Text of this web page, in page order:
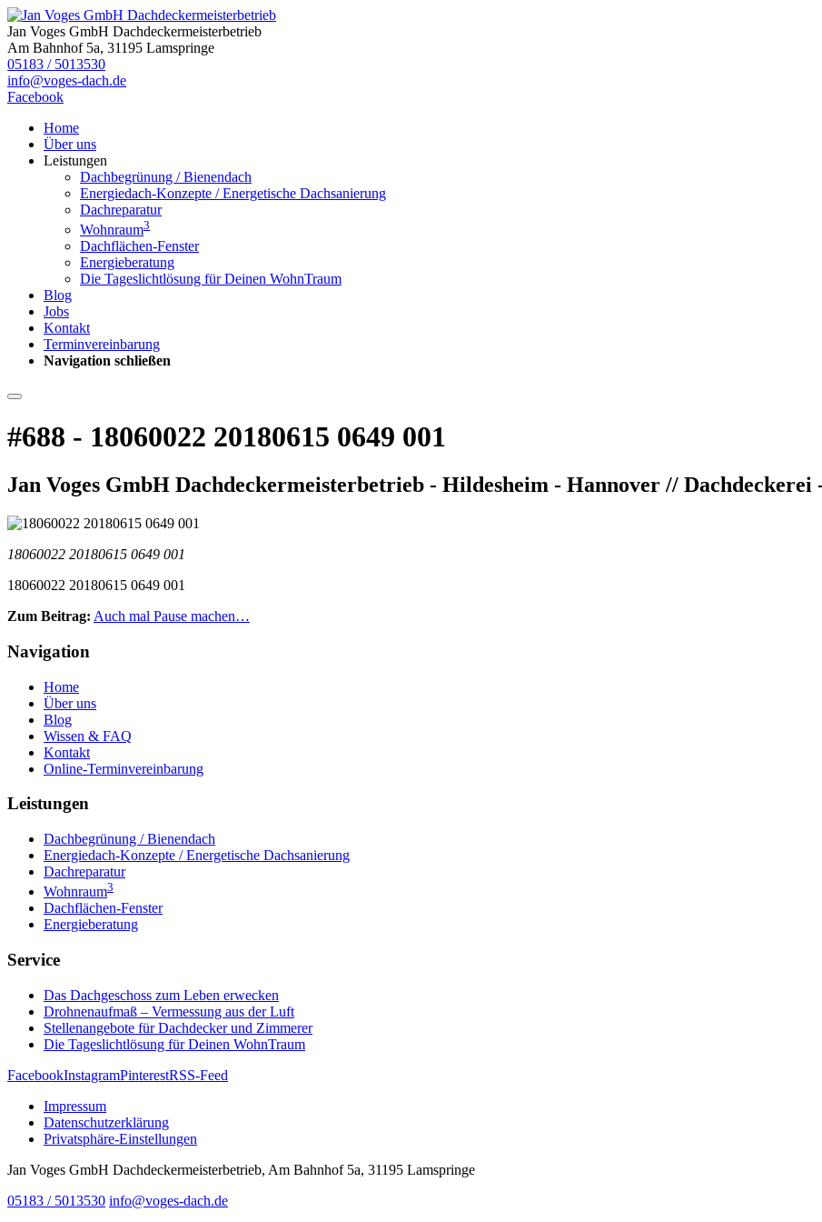
Jan Voges GmbH Dachdeckermeisterbetrieb
Am Bahnhof 5a, 31195 Lamspringe
05183 / 5013530
info@voges-dach.de
Facebook
Home
Über uns
Leistungen
Dachbegrünung / Bienendach
Energiedach-Konzepte / Energetische Dachsanierung
Dachreparatur
Wohnraum3
Dachflächen-Fenster
Energieberatung
Die Tageslichtlösung für Deinen WohnTraum
Blog
Jobs
Kontakt
Terminvereinbarung
Navigation schließen
#688 - 18060022 20180615 0649 001
Jan Voges GmbH Dachdeckermeisterbetrieb - Hildesheim - Hannover // Dachdeckerei
18060022 20180615 0649 001
18060022 20180615 0649 001
Zum Beitrag: Auch mal Pause machen…
Navigation
Home
Über uns
Blog
Wissen & FAQ
Kontakt
Online-Terminvereinbarung
Leistungen
Dachbegrünung / Bienendach
Energiedach-Konzepte / Energetische Dachsanierung
Dachreparatur
Wohnraum3
Dachflächen-Fenster
Energieberatung
Service
Das Dachgeschoss zum Leben erwecken
Drohnenaufmaß – Vermessung aus der Luft
Stellenangebote für Dachdecker und Zimmerer
Die Tageslichtlösung für Deinen WohnTraum
FacebookInstagramPinterestRSS-Feed
Impressum
Datenschutzerklärung
Privatsphäre-Einstellungen
Jan Voges GmbH Dachdeckermeisterbetrieb, Am Bahnhof 5a, 31195 Lamspringe
05183 / 5013530 info@voges-dach.de